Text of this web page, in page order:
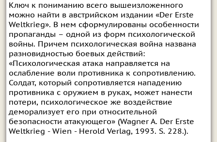
Ключ к пониманию всего вышеизложенного
можно найти в австрийском издании «Der Erste
Weltkrieg». В нем сформулированы особенности
пропаганды – одной из форм психологической
войны. Причем психологическая война названа
разновидностью боевых действий:
«Психологическая атака направляется на
ослабление воли противника к сопротивлению.
Солдат, который сопротивляется нападению
противника с оружием в руках, может нанести
потери, психологическое же воздействие
деморализует его при относительной
безопасности атакующего» (Wagner A. Der Erste
Weltkrieg - Wien - Herold Verlag, 1993. S. 228.).